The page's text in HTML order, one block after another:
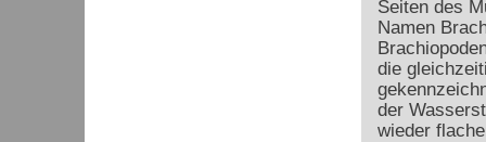
Seiten des
Namen
die
der
wieder